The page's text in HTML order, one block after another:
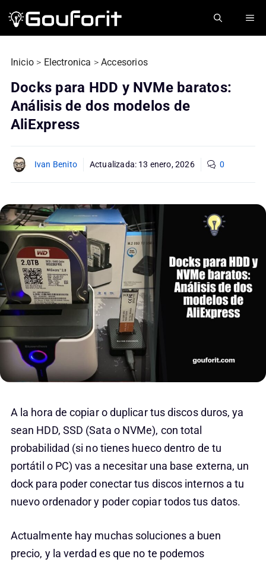
Inicio > Electronica >Accesorios
Docks para HDD y NVMe baratos:
Análisis de dos modelos de
AliExpress
Ivan Benito Actualizada: 13 enero, 2026 0
A la hora de copiar o duplicar tus discos duros, ya
sean HDD, SSD (Sata o NVMe), con total
probabilidad (si no tienes hueco dentro de tu
portátil o PC) vas a necesitar una base externa, un
dock para poder conectar tus discos internos a tu
nuevo ordenador y poder copiar todos tus datos.
Actualmente hay muchas soluciones a buen
precio, y la verdad es que no te podemos